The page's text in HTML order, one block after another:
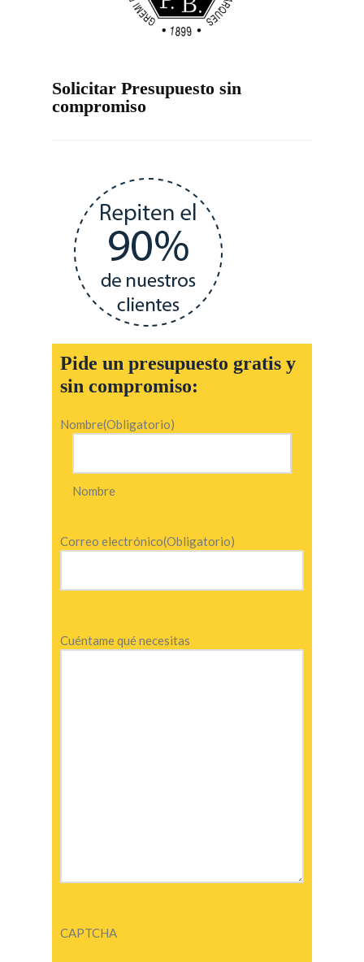
Solicitar Presupuesto sin
compromiso
Pide un presupuesto gratis y
sin compromiso:
Nombre(Obligatorio)
Nombre
Correo electrónico(Obligatorio)
Cuéntame qué necesitas
CAPTCHA